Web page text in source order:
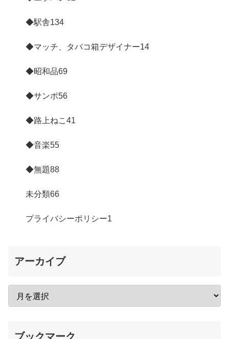
◆駅舎134
◆マッチ、タバコ箱デザイナー14
◆昭和品69
◆サンポ56
◆路上ねこ 41
◆音楽55
◆無題88
未分類66
プライバシーポリシー1
アーカイブ
ブックマーク